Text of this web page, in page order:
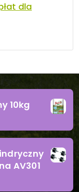
dla
10kg
AV301